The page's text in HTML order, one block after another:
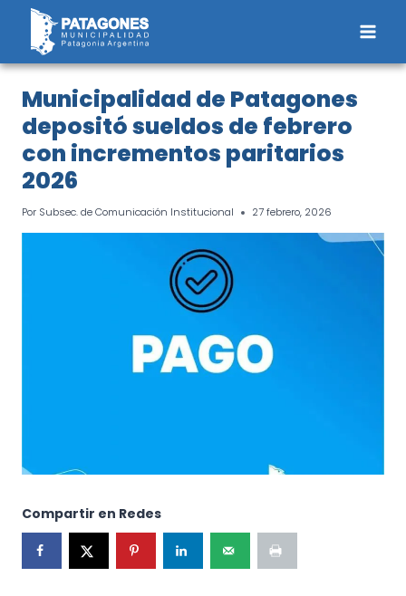
Saltar
contenido
Municipalidad de Patagones
depositó sueldos de febrero
con incrementos paritarios
2026
Por Subsec. de Comunicación Institucional 27 febrero, 2026
Compartir en Redes